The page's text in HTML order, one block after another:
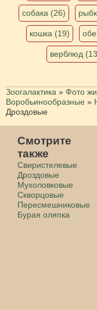
собака (26)
кошка (19)
верблюд
Зоогалактика » Фото
Воробьинообразные »
Дроздовые
Смотрите
также
Свиристелевые
Дроздовые
Мухоловковые
Скворцовые
Пересмешниковые
Бурая оляпка